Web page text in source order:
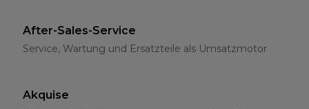
After-Sales-Service
Service, Wartung und Ersatzteile als Umsatzmotor
Akquise